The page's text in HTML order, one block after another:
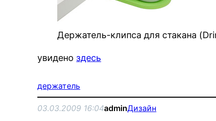
Держатель-клипса для стакана
увидено здесь
держатель
03.03.2009 16:04adminДизайн